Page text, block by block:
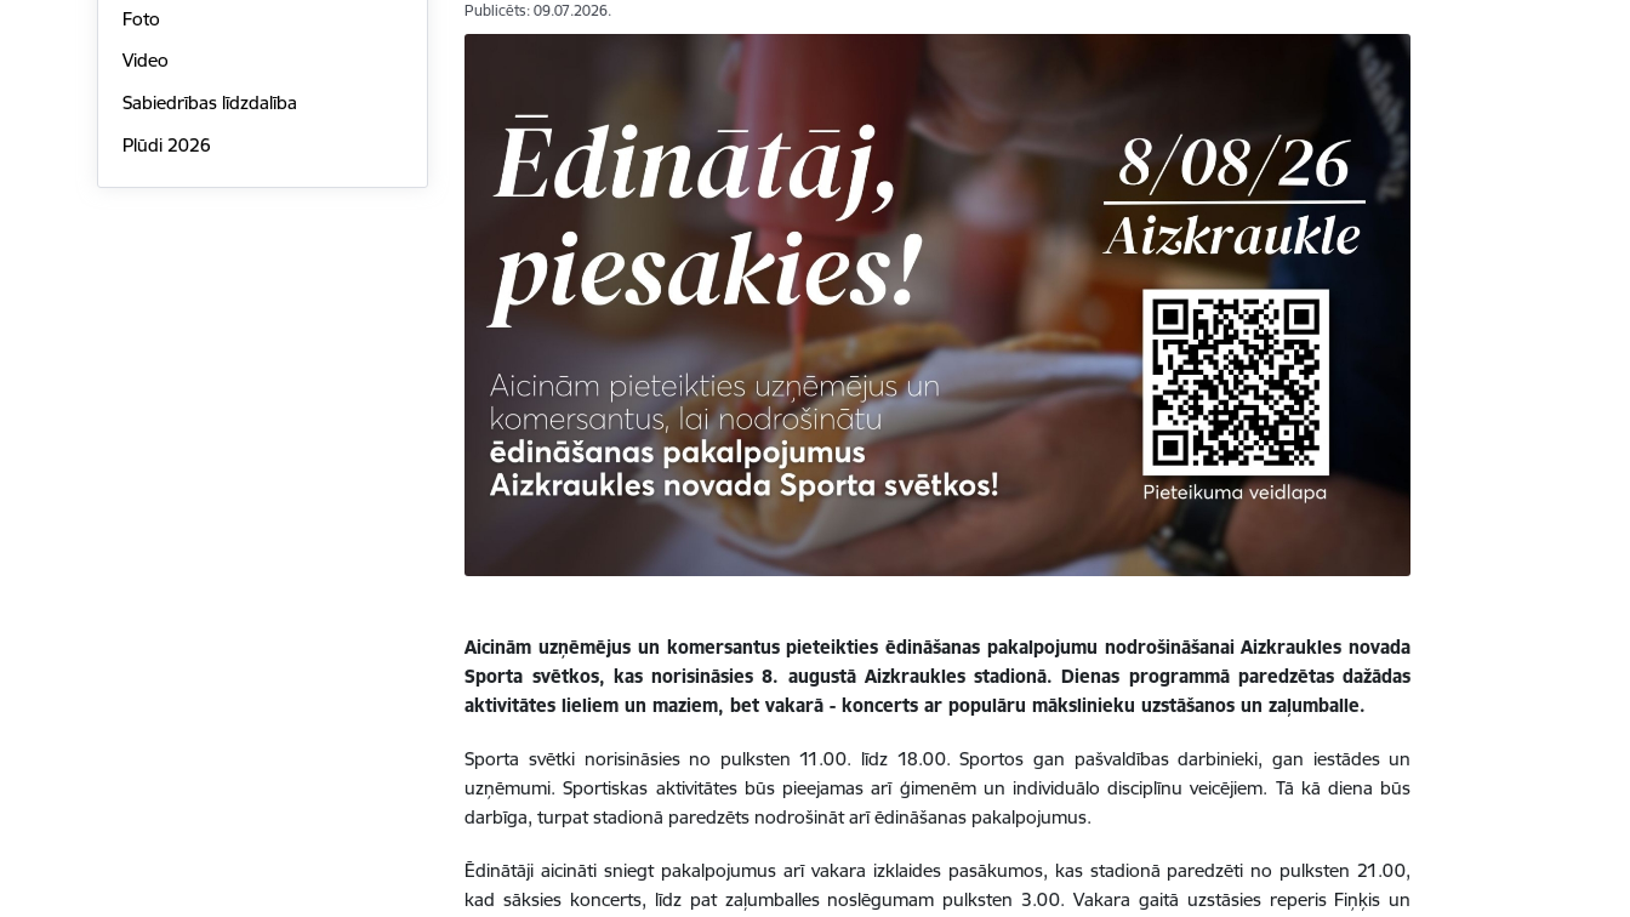
Foto
Video
Sabiedrības līdzdalība
Plūdi 2026
Publicēts: 09.07.2026.
Aicinām uzņēmējus un komersantus pieteikties ēdināšanas pakalpojumu nodrošināšanai Aizkraukles novada
Sporta svētkos, kas norisināsies 8. augustā Aizkraukles stadionā. Dienas programmā paredzētas dažādas
aktivitātes lieliem un maziem, bet vakarā - koncerts ar populāru mākslinieku uzstāšanos un zaļumballe.
Sporta svētki norisināsies no pulksten 11.00. līdz 18.00. Sportos gan pašvaldības darbinieki, gan iestādes un
uzņēmumi. Sportiskas aktivitātes būs pieejamas arī ģimenēm un individuālo disciplīnu veicējiem. Tā kā diena būs
darbīga, turpat stadionā paredzēts nodrošināt arī ēdināšanas pakalpojumus.
Ēdinātāji aicināti sniegt pakalpojumus arī vakara izklaides pasākumos, kas stadionā paredzēti no pulksten 21.00,
kad sāksies koncerts, līdz pat zaļumballes noslēgumam pulksten 3.00. Vakara gaitā uzstāsies reperis Fiņķis un